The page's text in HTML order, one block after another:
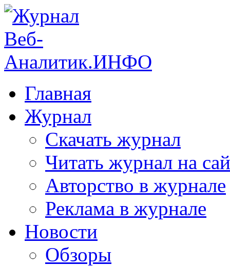
Главная
Журнал
Скачать журнал
Читать журнал на
Авторство в журнале
Реклама в журнале
Новости
Обзоры